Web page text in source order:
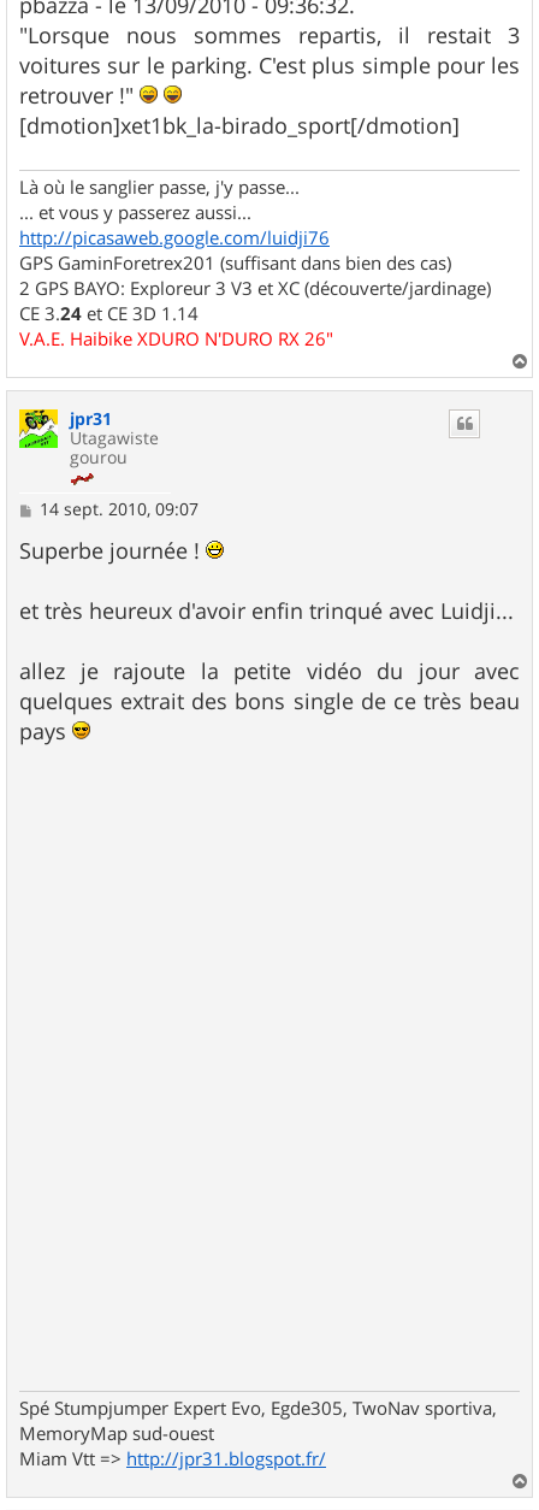
"Lorsque nous sommes repartis, il restait 3
voitures sur le parking. C'est plus simple pour les
retrouver !"
[dmotion]xet1bk_la-birado_sport[/dmotion]
Là où le sanglier passe, j'y passe...
... et vous y passerez aussi...
http://picasaweb.google.com/luidji76
GPS GaminForetrex201 (suffisant dans bien des cas)
2 GPS BAYO: Exploreur 3 V3 et XC (découverte/jardinage)
CE 3.24 et CE 3D 1.14
V.A.E. Haibike XDURO N'DURO RX 26"
a
jpr31
Utagawiste
gourou
M
s
s
g
e
14 sept. 2010, 09:07
Superbe journée !
et très heureux d'avoir enfin trinqué avec Luidji...
allez je rajoute la petite vidéo du jour avec
quelques extrait des bons single de ce très beau
pays
Spé Stumpjumper Expert Evo, Egde305, TwoNav sportiva,
MemoryMap sud-ouest
Miam Vtt => http://jpr31.blogspot.fr/
a